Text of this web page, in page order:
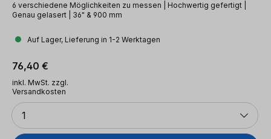
6 verschiedene Möglichkeiten zu messen | Hochwertig gefertigt |
Genau gelasert | 36" & 900 mm
Auf Lager, Lieferung in 1-2 Werktagen
Regulärer Preis:
76,40 €
inkl. MwSt. zzgl.
Versandkosten
Anzahl
1